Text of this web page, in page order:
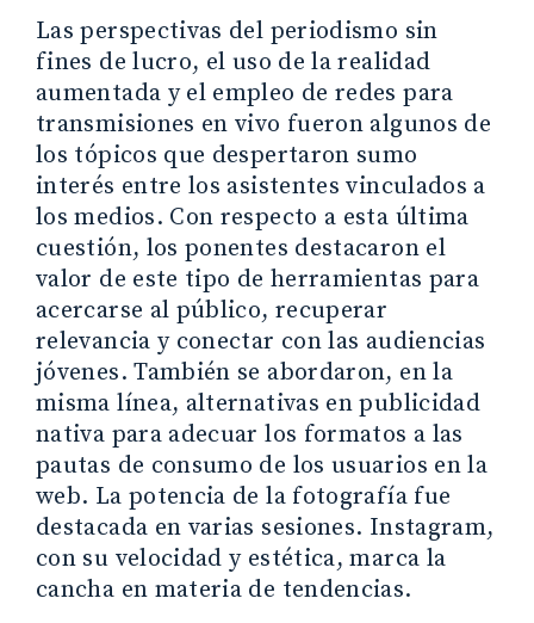
Las perspectivas del periodismo sin
fines de lucro, el uso de la realidad
aumentada y el empleo de redes para
transmisiones en vivo fueron algunos de
los tópicos que despertaron sumo
interés entre los asistentes vinculados a
los medios. Con respecto a esta última
cuestión, los ponentes destacaron el
valor de este tipo de herramientas para
acercarse al público, recuperar
relevancia y conectar con las audiencias
jóvenes. También se abordaron, en la
misma línea, alternativas en publicidad
nativa para adecuar los formatos a las
pautas de consumo de los usuarios en la
web. La potencia de la fotografía fue
destacada en varias sesiones. Instagram,
con su velocidad y estética, marca la
cancha en materia de tendencias.